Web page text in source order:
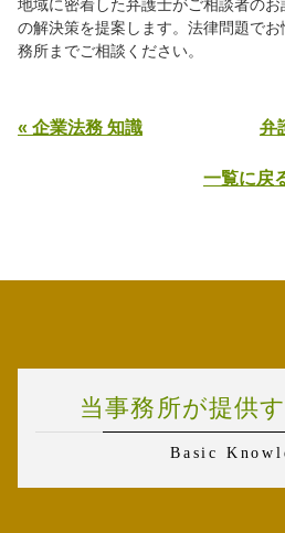
地域に密着した弁護士がご相談者の
の解決策を提案します。法律問題で
務所までご相談ください。
« 企業法務 知識 弁
一覧に戻
当事務所が提供
Basic